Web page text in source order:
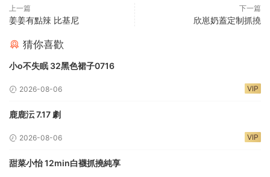
上一篇
姜姜有點辣 比基尼
下一篇
欣崽奶蓋定制抓撓
猜你喜歡
小o不失眠 32黑色裙子0716
2026-08-06 VIP
鹿鹿沄 7.17 劇
2026-08-06 VIP
甜菜小怡 12min白襪抓撓純享